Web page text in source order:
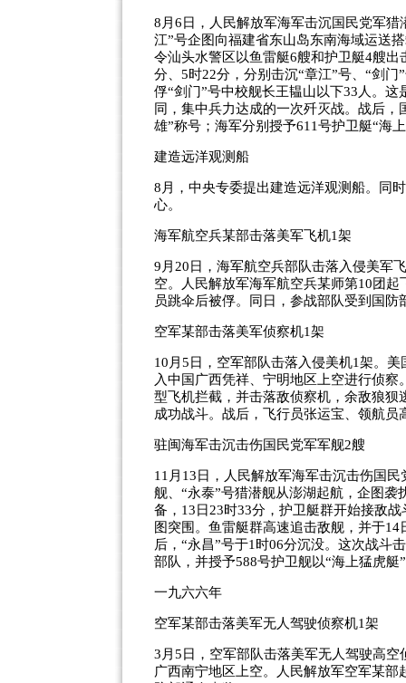
8月6日，人民解放军海军击沉国民党军
江”号企图向福建省东山岛东南海域运送
令汕头水警区以鱼雷艇6艘和护卫艇4艘
分、5时22分，分别击沉“章江”号、“剑
俘“剑门”号中校舰长王韫山以下33人。
同，集中兵力达成的一次歼灭战。战后
雄”称号；海军分别授予611号护卫艇“海
建造远洋观测船
8月，中央专委提出建造远洋观测船。同
心。
海军航空兵某部击落美军飞机1架
9月20日，海军航空兵部队击落入侵美军
空。人民解放军海军航空兵某师第10团
员跳伞后被俘。同日，参战部队受到国防
空军某部击落美军侦察机1架
10月5日，空军部队击落入侵美机1架。
入中国广西凭祥、宁明地区上空进行侦
型飞机拦截，并击落敌侦察机，余敌狼
成功战斗。战后，飞行员张运宝、领航
驻闽海军击沉击伤国民党军军舰2艘
11月13日，人民解放军海军击沉击伤国
舰、“永泰”号猎潜舰从澎湖起航，企图
备，13日23时33分，护卫艇群开始接敌
图突围。鱼雷艇群高速追击敌舰，并于
后，“永昌”号于1时06分沉没。这次战斗
部队，并授予588号护卫舰以“海上猛虎艇
一九六六年
空军某部击落美军无人驾驶侦察机1架
3月5日，空军部队击落美军无人驾驶高
广西南宁地区上空。人民解放军空军某